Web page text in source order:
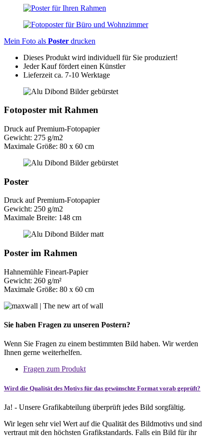
Mein Foto als Poster drucken
Dieses Produkt wird individuell für Sie produziert!
Jeder Kauf fördert einen Künstler
Lieferzeit ca. 7-10 Werktage
Fotoposter mit Rahmen
Druck auf Premium-Fotopapier
Gewicht: 275 g/m2
Maximale Größe: 80 x 60 cm
Poster
Druck auf Premium-Fotopapier
Gewicht: 250 g/m2
Maximale Breite: 148 cm
Poster im Rahmen
Hahnemühle Fineart-Papier
Gewicht: 260 g/m²
Maximale Größe: 80 x 60 cm
Sie haben Fragen zu unseren Postern?
Wenn Sie Fragen zu einem bestimmten Bild haben. Wir werden
Ihnen gerne weiterhelfen.
Fragen zum Produkt
Wird die Qualität des Motivs für das gewünschte Format vorab geprüft?
Ja! - Unsere Grafikabteilung überprüft jedes Bild sorgfältig.
Wir legen sehr viel Wert auf die Qualität des Bildmotivs und sind
vertraut mit den höchsten Grafikstandards. Falls ein Bild für ihr